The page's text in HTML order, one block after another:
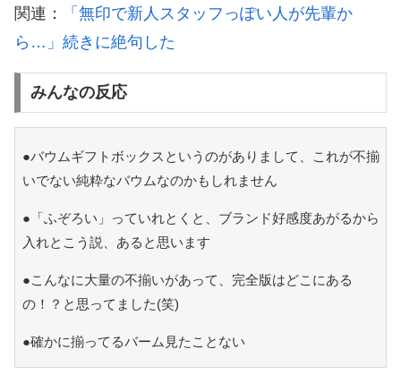
関連：
「無印で新人スタッフっぽい人が先輩か
ら…」続きに絶句した
みんなの反応
●バウムギフトボックスというのがありまして、これが不揃
いでない純粋なバウムなのかもしれません
●「ふぞろい」っていれとくと、ブランド好感度あがるから
入れとこう説、あると思います
●こんなに大量の不揃いがあって、完全版はどこにある
の！？と思ってました(笑)
●確かに揃ってるバーム見たことない